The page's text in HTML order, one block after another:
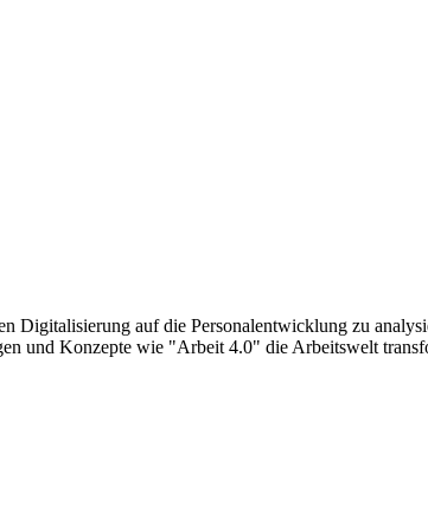
Digitalisierung auf die Personalentwicklung zu
und Konzepte wie "Arbeit 4.0" die Arbeitswelt